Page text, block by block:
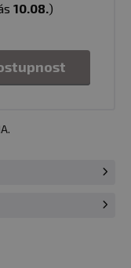
10.08.)